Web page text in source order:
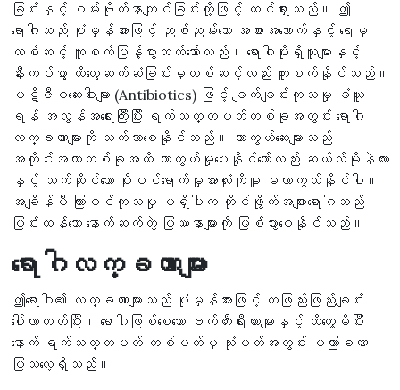
ခြင်းနှင့် ဝမ်းဗိုက်နာကျင်ခြင်းတို့ဖြင့် ထင်ရှားသည်။ ဤ
ရောဂါသည် ပုံမှန်အားဖြင့် ညစ်ညမ်းသော အစားအသောက်နှင့် ရေမှ
တစ်ဆင့် ကူးစက်ပြန့်ပွားတတ်သော်လည်း၊ ရောဂါပိုးရှိသူများနှင့်
နီးကပ်စွာ ထိတွေ့ဆက်ဆံခြင်းမှတစ်ဆင့်လည်း ကူးစက်နိုင်သည်။
ပဋိဇီဝဆေးဝါးများ (Antibiotics) ဖြင့် ချက်ချင်းကုသမှု ခံယူ
ရန် အလွန်အရေးကြီးပြီး ရက်သတ္တပတ်တစ်ခုအတွင်း ရောဂါ
လက္ခဏာများကို သက်သာစေနိုင်သည်။ ကာကွယ်ဆေးများသည်
အတိုင်းအတာတစ်ခုအထိ ကာကွယ်မှုပေးနိုင်သော်လည်း ဆယ်လ်မိုနဲလား
နှင့် သက်ဆိုင်သော ပိုးဝင်ရောက်မှုအားလုံးကိုမူ မကာကွယ်နိုင်ပါ။
အချိန်မီ ကြားဝင်ကုသမှု မရှိပါက တိုင်ဖွိုက်အဖျားရောဂါသည်
ပြင်းထန်သော နောက်ဆက်တွဲ ပြဿနာများကို ဖြစ်ပွားစေနိုင်သည်။
ရောဂါလက္ခဏာများ
ဤရောဂါ၏ လက္ခဏာများသည် ပုံမှန်အားဖြင့် တဖြည်းဖြည်းချင်း
ပေါ်လာတတ်ပြီး၊ ရောဂါဖြစ်စေသော ဗက်တီးရီးယားများနှင့် ထိတွေ့မိပြီး
နောက် ရက်သတ္တပတ် တစ်ပတ်မှ သုံးပတ်အတွင်း မကြာခဏ
ပြသလေ့ရှိသည်။